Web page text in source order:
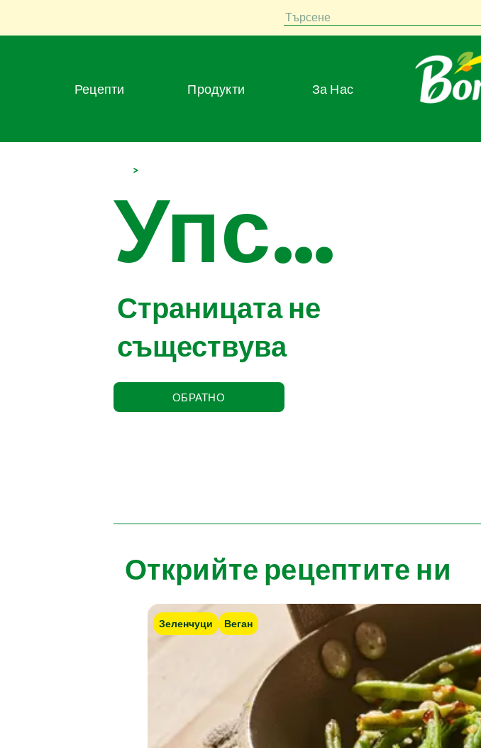
Търсене
Рецепти Продукти За Нас
>
Упс...
Страницата не
съществува
ОБРАТНО
Открийте рецептите ни
Зеленчуци Веган